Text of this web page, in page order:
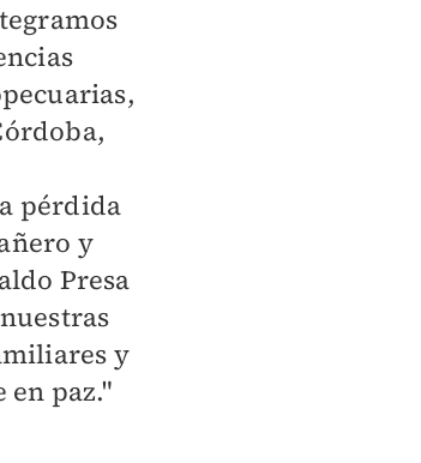
pérdida
y
Presa
y
en paz."